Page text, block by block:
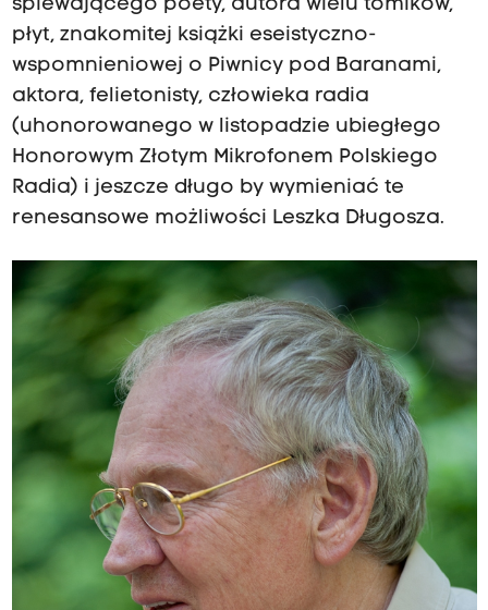
śpiewającego poety, autora wielu tomików,
płyt, znakomitej książki eseistyczno-
wspomnieniowej o Piwnicy pod Baranami,
aktora, felietonisty, człowieka radia
(uhonorowanego w listopadzie ubiegłego
Honorowym Złotym Mikrofonem Polskiego
Radia) i jeszcze długo by wymieniać te
renesansowe możliwości Leszka Długosza.